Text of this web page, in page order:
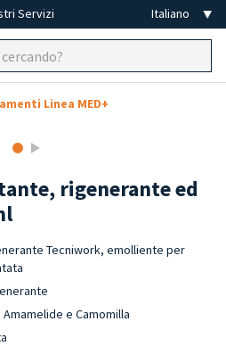
Servizi
Linea MED+
rigenerante ed
Tecniwork, emolliente per
e Camomilla